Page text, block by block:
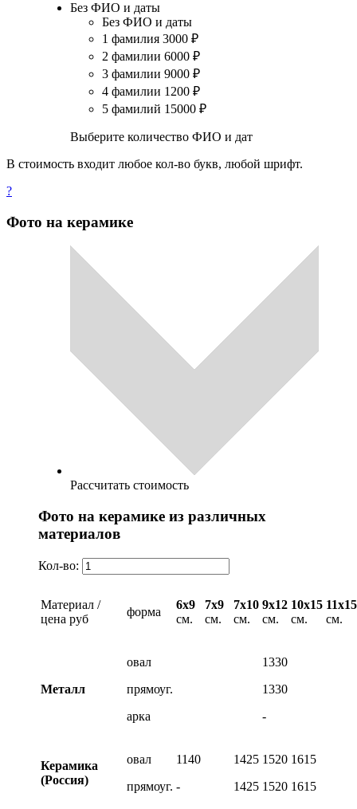
Без ФИО и даты
Без ФИО и даты
1 фамилия 3000 ₽
2 фамилии 6000 ₽
3 фамилии 9000 ₽
4 фамилии 1200 ₽
5 фамилий 15000 ₽
Выберите количество ФИО и дат
В стоимость входит любое кол-во букв, любой шрифт.
?
Фото на керамике
Рассчитать стоимость
Фото на керамике из различных
материалов
Кол-во:
Материал /
цена руб
форма
6х9
см.
7х9
см.
7х10
см.
9х12
см.
10х15
см.
11х15
см.
Металл
овал
прямоуг.
арка
1330
1330
-
Керамика
(Россия)
овал
прямоуг.
1140
-
1425
1425
1520
1520
1615
1615